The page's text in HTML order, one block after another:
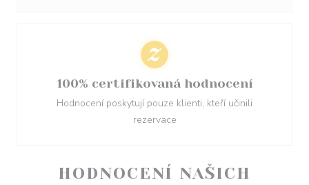
HODNOCENÍ NAŠICH
100% certifikovaná hodnocení
Hodnocení poskytují pouze klienti, kteří učinili
rezervace